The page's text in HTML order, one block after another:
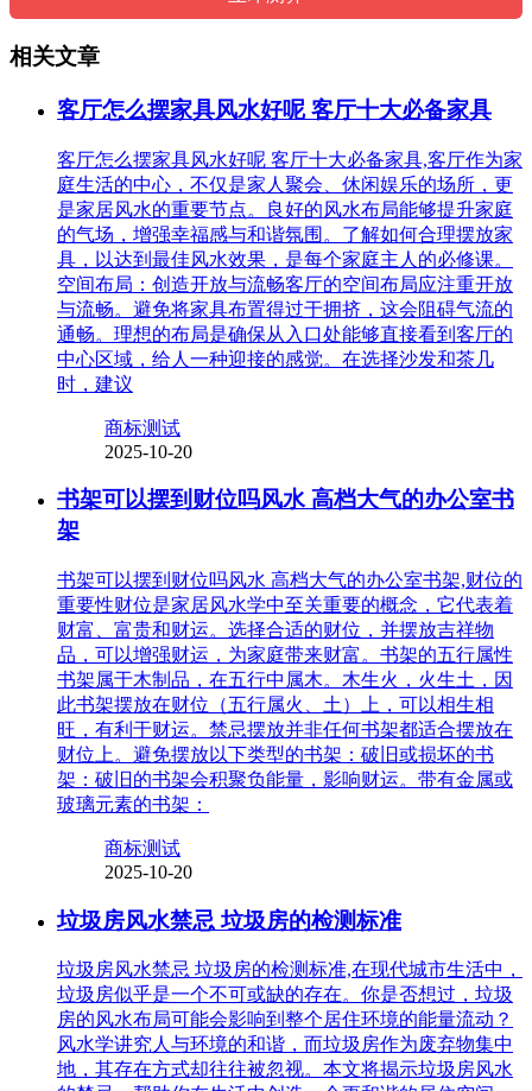
相关文章
客厅怎么摆家具风水好呢 客厅十大必备家具
客厅怎么摆家具风水好呢 客厅十大必备家具,客厅作为家
庭生活的中心，不仅是家人聚会、休闲娱乐的场所，更
是家居风水的重要节点。良好的风水布局能够提升家庭
的气场，增强幸福感与和谐氛围。了解如何合理摆放家
具，以达到最佳风水效果，是每个家庭主人的必修课。
空间布局：创造开放与流畅客厅的空间布局应注重开放
与流畅。避免将家具布置得过于拥挤，这会阻碍气流的
通畅。理想的布局是确保从入口处能够直接看到客厅的
中心区域，给人一种迎接的感觉。在选择沙发和茶几
时，建议
商标测试
2025-10-20
书架可以摆到财位吗风水 高档大气的办公室书
架
书架可以摆到财位吗风水 高档大气的办公室书架,财位的
重要性财位是家居风水学中至关重要的概念，它代表着
财富、富贵和财运。选择合适的财位，并摆放吉祥物
品，可以增强财运，为家庭带来财富。书架的五行属性
书架属于木制品，在五行中属木。木生火，火生土，因
此书架摆放在财位（五行属火、土）上，可以相生相
旺，有利于财运。禁忌摆放并非任何书架都适合摆放在
财位上。避免摆放以下类型的书架：破旧或损坏的书
架：破旧的书架会积聚负能量，影响财运。带有金属或
玻璃元素的书架：
商标测试
2025-10-20
垃圾房风水禁忌 垃圾房的检测标准
垃圾房风水禁忌 垃圾房的检测标准,在现代城市生活中，
垃圾房似乎是一个不可或缺的存在。你是否想过，垃圾
房的风水布局可能会影响到整个居住环境的能量流动？
风水学讲究人与环境的和谐，而垃圾房作为废弃物集中
地，其存在方式却往往被忽视。本文将揭示垃圾房风水